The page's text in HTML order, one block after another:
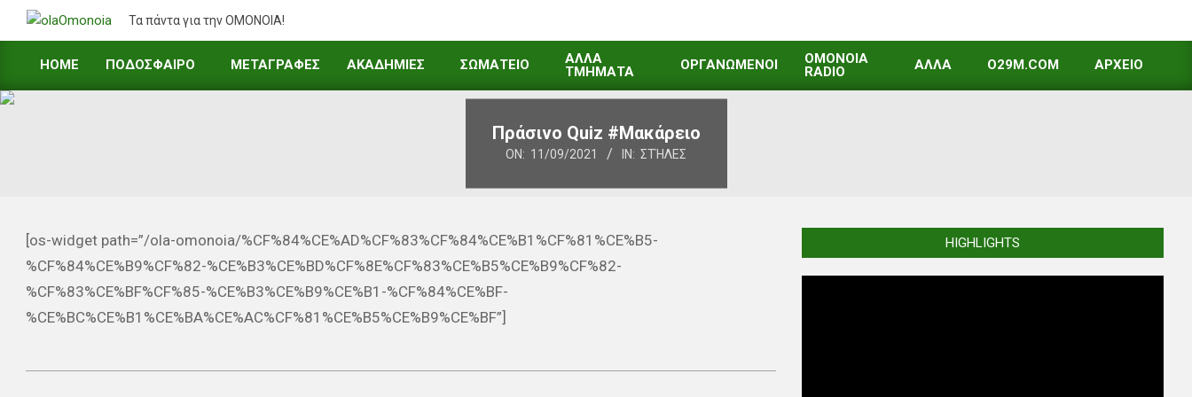
Τα πάντα για την ΟΜΟΝΟΙΑ!
HOME ΠΟΔΟΣΦΑΙΡΟ ΜΕΤΑΓΡΑΦΕΣ ΑΚΑΔΗΜΙΕΣ ΣΩΜΑΤΕΙΟ
ΑΛΛΑ
ΤΜΗΜΑΤΑ
ΟΡΓΑΝΩΜΕΝΟΙ
OMONOIA
RADIO
ΑΛΛΑ O29M.COM ΑΡΧΕΙΟ
Πράσινο Quiz #Μακάρειο
ON: 11/09/2021 IN: ΣΤΉΛΕΣ
[os-widget path=”/ola-omonoia/%CF%84%CE%AD%CF%83%CF%84%CE%B1%CF%81%CE%B5-
%CF%84%CE%B9%CF%82-%CE%B3%CE%BD%CF%8E%CF%83%CE%B5%CE%B9%CF%82-
%CF%83%CE%BF%CF%85-%CE%B3%CE%B9%CE%B1-%CF%84%CE%BF-
%CE%BC%CE%B1%CE%BA%CE%AC%CF%81%CE%B5%CE%B9%CE%BF”]
HIGHLIGHTS